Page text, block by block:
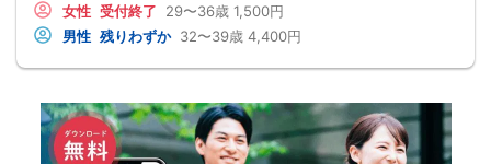
女性 受付終了 29〜36歳 1,500円
男性 残りわずか 32〜39歳 4,400円